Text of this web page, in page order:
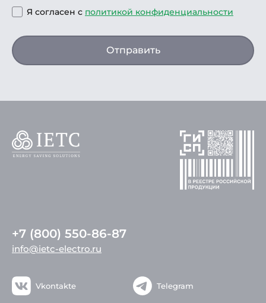
Я согласен с политикой конфиденциальности
Отправить
+7 (800) 550-86-87
info@ietc-electro.ru
Vkontakte Telegram